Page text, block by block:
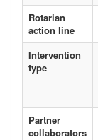
Rotarian
action line
Intervention
type
Partner
collaborators